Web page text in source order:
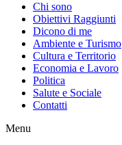
Chi sono
Obiettivi Raggiunti
Dicono di me
Ambiente e Turismo
Cultura e Territorio
Economia e Lavoro
Politica
Salute e Sociale
Contatti
Menu